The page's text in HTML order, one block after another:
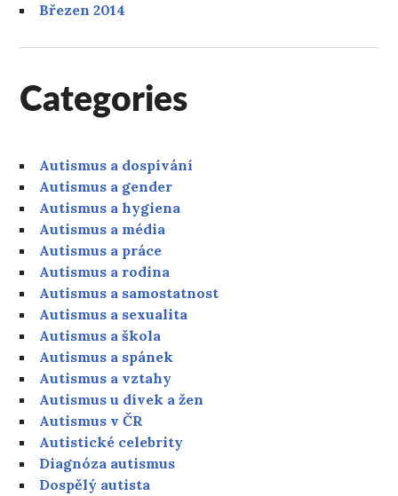
Březen 2014
Categories
Autismus a dospívání
Autismus a gender
Autismus a hygiena
Autismus a média
Autismus a práce
Autismus a rodina
Autismus a samostatnost
Autismus a sexualita
Autismus a škola
Autismus a spánek
Autismus a vztahy
Autismus u dívek a žen
Autismus v ČR
Autistické celebrity
Diagnóza autismus
Dospělý autista